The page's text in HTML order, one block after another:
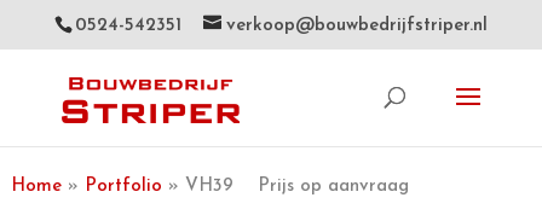
0524-542351 verkoop@bouwbedrijfstriper.nl
Home» Portfolio » VH39 Prijs op aanvraag